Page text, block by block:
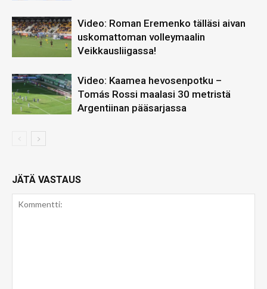
Video: Roman Eremenko tälläsi aivan
uskomattoman volleymaalin
Veikkausliigassa!
Video: Kaamea hevosenpotku –
Tomás Rossi maalasi 30 metristä
Argentiinan pääsarjassa
JÄTÄ VASTAUS